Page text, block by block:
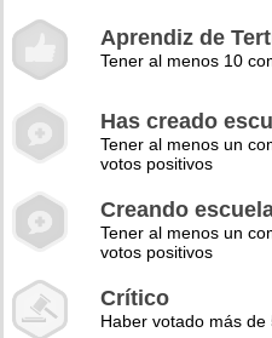
Aprendiz de
Tener al menos 10
Has creado
Tener al menos un
votos positivos
Creando
Tener al menos un
votos positivos
Crítico
Haber votado más